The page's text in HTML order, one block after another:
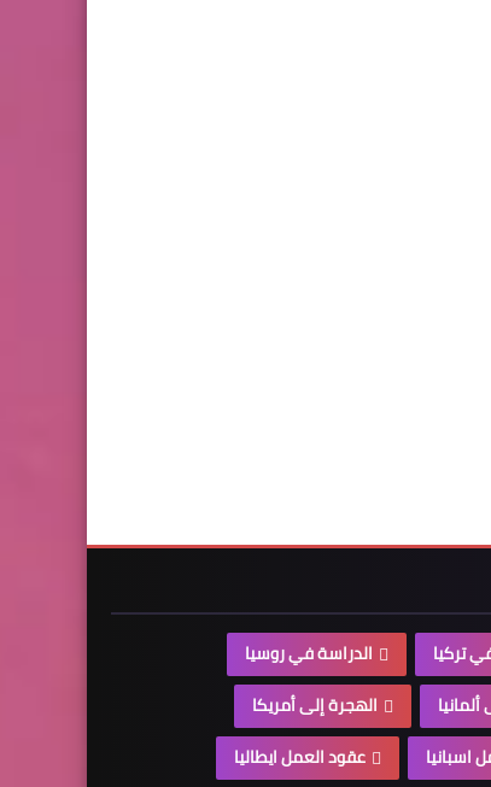
تركيا
الدراسة في روسيا
الهجرة إلى أمريكا
اسبانيا عقود العمل ايطاليا